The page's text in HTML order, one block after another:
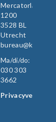
Mercatorlaan
1200
3528 BL
Utrecht
bureau@kamg.nl
Ma/di/do:
030 303
3662
Privacyverklaring